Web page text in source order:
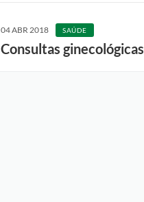
04 ABR 2018 SAÚDE
Consultas